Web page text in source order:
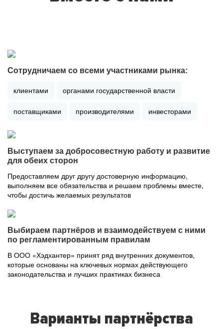
Сотрудничаем со всеми участниками рынка:
клиентами органами государственной власти
поставщиками производителями инвесторами
Выступаем за добросовестную работу и развитие
для обеих сторон
Предоставляем друг другу достоверную информацию,
выполняем все обязательства и решаем проблемы вместе,
чтобы достичь желаемых результатов
Выбираем партнёров и взаимодействуем с ними
по регламентированным правилам
В ООО «Хэдхантер» принят ряд внутренних документов,
которые основаны на ключевых нормах действующего
законодательства и лучших практиках бизнеса
Варианты партнёрства